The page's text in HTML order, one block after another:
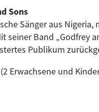
Sons
Sänger aus
seiner Band „Godfrey
Publikum
Erwachsene und